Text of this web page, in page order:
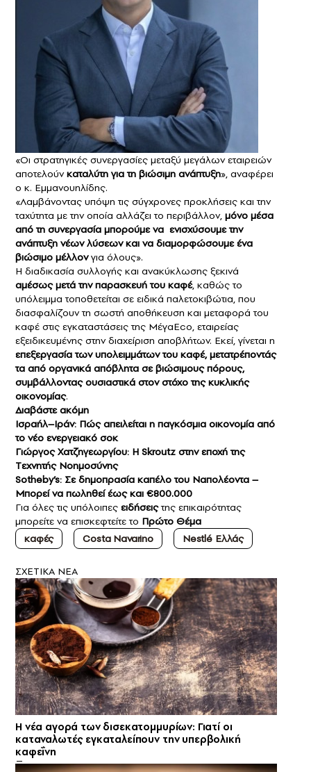
«Οι στρατηγικές συνεργασίες μεταξύ μεγάλων εταιρειών
αποτελούνκαταλύτη για τη βιώσιμη ανάπτυξη», αναφέρει
ο κ. Εμμανουηλίδης.
«Λαμβάνοντας υπόψη τις σύγχρονες προκλήσεις και την
ταχύτητα με την οποία αλλάζει το περιβάλλον, μόνο μέσα
από τη συνεργασία μπορούμε να ενισχύσουμε την
ανάπτυξη νέων λύσεων και να διαμορφώσουμε ένα
βιώσιμο μέλλονγια όλους».
Η διαδικασία συλλογής και ανακύκλωσης ξεκινά
αμέσως μετά την παρασκευή του καφέ, καθώς το
υπόλειμμα τοποθετείται σε ειδικά παλετοκιβώτια, που
διασφαλίζουν τη σωστή αποθήκευση και μεταφορά του
καφέ στις εγκαταστάσεις της ΜέγαEco, εταιρείας
εξειδικευμένης στην διαχείριση αποβλήτων. Εκεί, γίνεται η
επεξεργασία των υπολειμμάτων του καφέ, μετατρέποντάς
τα από οργανικά απόβλητα σε βιώσιμους πόρους,
συμβάλλοντας ουσιαστικά στον στόχο της κυκλικής
οικονομίας.
Διαβάστε ακόμη
Ισραήλ–Ιράν: Πώς απειλείται η παγκόσμια οικονομία από
το νέο ενεργειακό σοκ
Γιώργος Χατζηγεωργίου: Η Skroutz στην εποχή της
Tεχνητής Nοημοσύνης
Sotheby’s: Σε δημοπρασία καπέλο του Ναπολέοντα –
Μπορεί να πωληθεί έως και €800.000
Για όλες τις υπόλοιπες ειδήσειςτης επικαιρότητας
μπορείτε να επισκεφτείτε το Πρώτο Θέμα
καφές
Costa Navarino Nestlé Ελλάς
ΣXETIKA NEA
Η νέα αγορά των δισεκατομμυρίων: Γιατί οι
καταναλωτές εγκαταλείπουν την υπερβολική
καφεΐνη